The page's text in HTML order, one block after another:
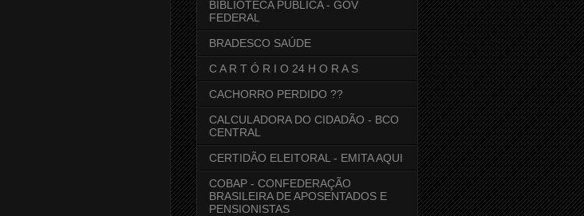
BIBLIOTECA PÚBLICA - GOV
FEDERAL
BRADESCO SAÚDE
C A R T Ó R I O 24 H O R A S
CACHORRO PERDIDO ??
CALCULADORA DO CIDADÃO - BCO
CENTRAL
CERTIDÃO ELEITORAL - EMITA AQUI
COBAP - CONFEDERAÇÃO
BRASILEIRA DE APOSENTADOS E
PENSIONISTAS